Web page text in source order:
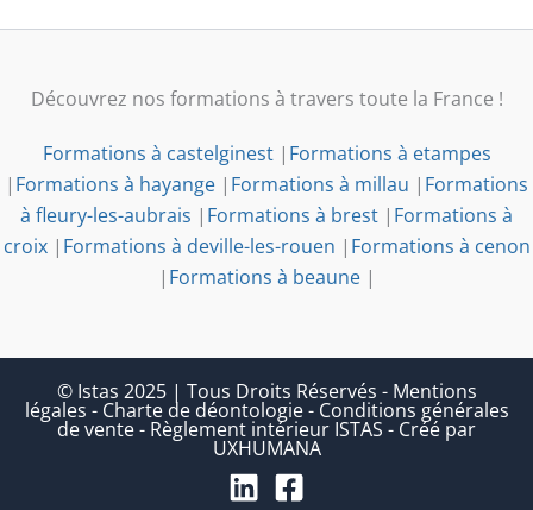
Découvrez nos formations à travers toute la France !
Formations à castelginest| Formations à etampes
| Formations à hayange | Formations à millau | Formations
à fleury-les-aubrais | Formations à brest | Formations à
croix| Formations à deville-les-rouen | Formations à cenon
| Formations à beaune|
© Istas 2025 | Tous Droits Réservés - Mentions
légales - Charte de déontologie- Conditions générales
de vente- Règlement intérieur ISTAS - Créé par
UXHUMANA